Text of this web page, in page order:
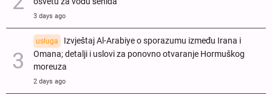
3 days ago
usluga
Izvještaj Al-Arabiye o sporazumu između Irana i
Omana; detalji i uslovi za ponovno otvaranje Hormuškog
moreuza
2 days ago